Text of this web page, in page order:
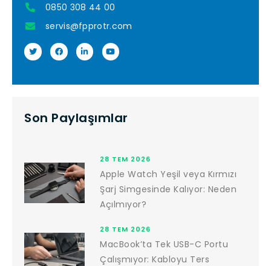
0850 308 44 00
servis@fpprotr.com
Son Paylaşımlar
28 TEM 2026
Apple Watch Yeşil veya Kırmızı
Şarj Simgesinde Kalıyor: Neden
Açılmıyor?
28 TEM 2026
MacBook’ta Tek USB-C Portu
Çalışmıyor: Kabloyu Ters